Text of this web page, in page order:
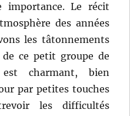
importance. Le récit
des années
les tâtonnements
ce petit groupe de
est charmant, bien
par petites touches
les difficultés